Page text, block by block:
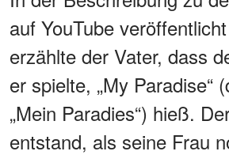
auf YouTube
erzählte der Vater, dass
er spielte, „My Paradise“
„Mein Paradies“) hieß.
entstand, als seine Frau